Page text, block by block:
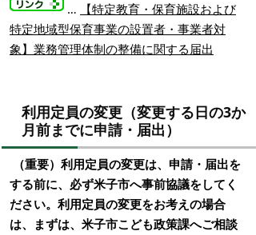
…
【特定教育・保育施設および
特定地域型保育事業の設置者・事業者対
象】業務管理体制の整備に関する届出
利用定員の変更（変更する日の3か
月前までに申請・届出）
（重要）利用定員の変更は、申請・届出を
する前に、必ず米子市へ事前協議をしてく
ださい。利用定員の変更をお考えの場合
は、まずは、米子市こども政策課へご相談